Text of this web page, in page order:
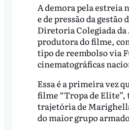
A demora pela estreia
e de pressão da
Diretoria Colegiada da
produtora do filme,
tipo de reembolso via
cinematográficas
Essa é a primeira vez
filme “Tropa de
trajetória de
do maior grupo